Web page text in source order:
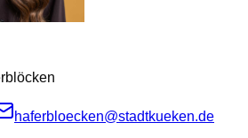
haferbloecken@stadtkueken.de